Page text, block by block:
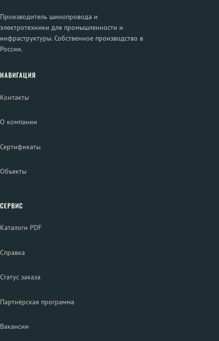
Производитель шинопровода и
электротехники для промышленности и
инфраструктуры. Собственное производство в
России.
НАВИГАЦИЯ
Контакты
О компании
Сертификаты
Объекты
СЕРВИС
Каталоги PDF
Справка
Статус заказа
Партнёрская программа
Вакансии